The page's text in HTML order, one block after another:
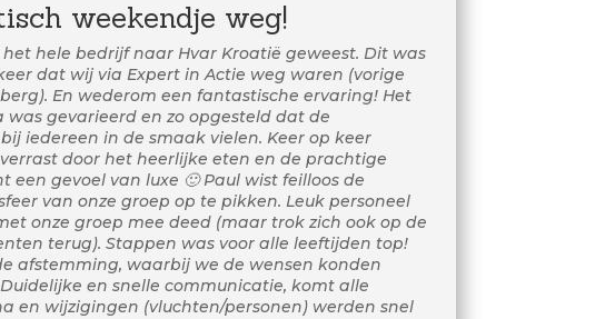
weekendje weg!
hele bedrijf naar Hvar Kroatië geweest. Dit was
dat wij via Expert in Actie weg waren (vorige
En wederom een fantastische ervaring! Het
gevarieerd en zo opgesteld dat de
iedereen in de smaak vielen. Keer op keer
door het heerlijke eten en de prachtige
een gevoel van luxe 🙂 Paul wist feilloos de
van onze groep op te pikken. Leuk personeel
onze groep mee deed (maar trok zich ook op de
terug). Stappen was voor alle leeftijden top!
afstemming, waarbij we de wensen konden
en snelle communicatie, komt alle
en wijzigingen (vluchten/personen) werden snel